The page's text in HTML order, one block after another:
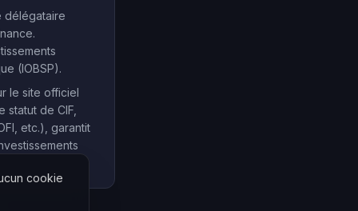
délégataire
(IOBSP).
le site officiel
de CIF,
etc.), garantit
cookie